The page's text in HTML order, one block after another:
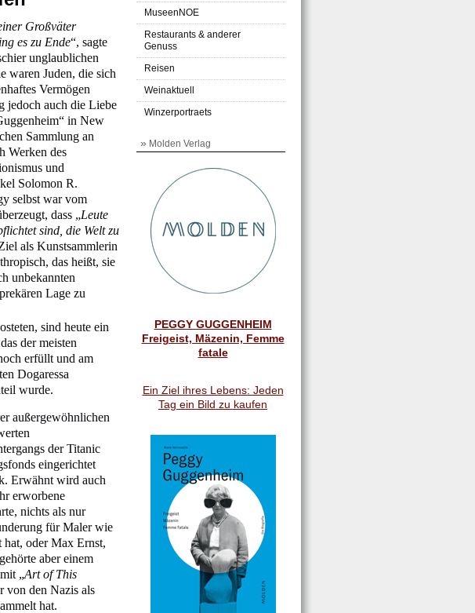
MuseenNOE
Restaurants & anderer
Genuss
Reisen
Weinaktuell
Winzerportraets
» Molden Verlag
PEGGY GUGGENHEIM
Freigeist, Mäzenin, Femme
fatale
Ein Ziel ihres Lebens: Jeden
Tag ein Bild zu kaufen
Großväter
es zu Ende“, sagte
unglaublichen
waren Juden, die sich
Vermögen
jedoch auch die Liebe
in New
Sammlung an
Werken des
und
Solomon R.
selbst war vom
dass „Leute
sind, die Welt zu
als Kunstsammlerin
das heißt, sie
unbekannten
Lage zu
sind heute ein
der meisten
erfüllt und am
Dogaressa
wurde.
außergewöhnlichen
der Titanic
eingerichtet
Erwähnt wird auch
erworbene
nichts als nur
für Maler wie
hat, oder Max Ernst,
aber einem
„Art of This
von den Nazis als
hat.